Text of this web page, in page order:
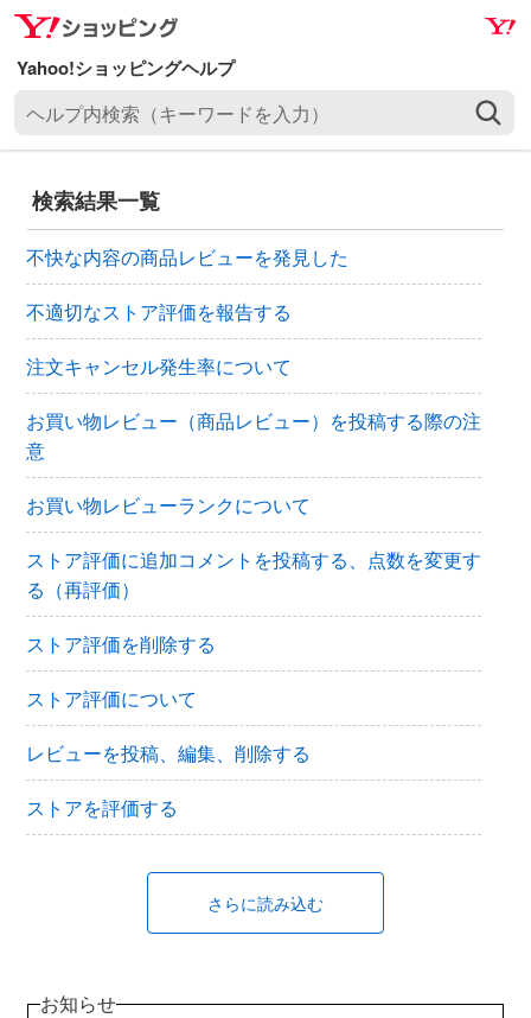
ナ
ビ
ゲ
ー
ン
へ
ス
キ
ッ
プ
メ
イ
ン
コ
ン
ツ
へ
ス
キ
ッ
プ
プ
索
キ
ワ
ー
ド
を
入
力
）
検索結果一覧
不快な内容の商品レビューを発見した
不適切なストア評価を報告する
注文キャンセル発生率について
お買い物レビュー（商品レビュー）を投稿する際の注
意
お買い物レビューランクについて
ストア評価に追加コメントを投稿する、点数を変更す
る（再評価）
ストア評価を削除する
ストア評価について
レビューを投稿、編集、削除する
ストアを評価する
さらに読み込む
お知らせ